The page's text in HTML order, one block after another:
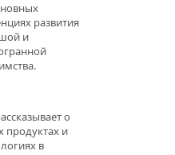
развития
и
о
продуктах и
в